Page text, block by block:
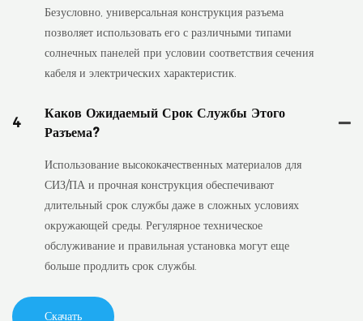
Безусловно, универсальная конструкция разъема
позволяет использовать его с различными типами
солнечных панелей при условии соответствия сечения
кабеля и электрических характеристик.
4
Каков Ожидаемый Срок Службы Этого
Разъема?
Использование высококачественных материалов для
СИЗ/ПА и прочная конструкция обеспечивают
длительный срок службы даже в сложных условиях
окружающей среды. Регулярное техническое
обслуживание и правильная установка могут еще
больше продлить срок службы.
Скачать